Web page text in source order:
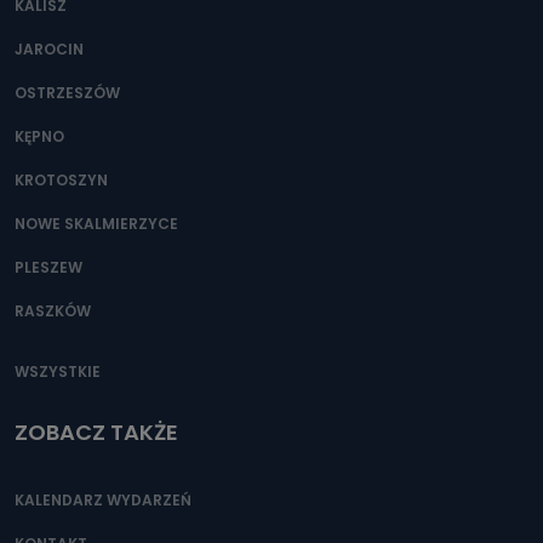
Można to zrobić pod numerem telefonu 62 735-51-05 lub
KALISZ
JAROCIN
OSTRZESZÓW
KĘPNO
KROTOSZYN
NOWE SKALMIERZYCE
PLESZEW
RASZKÓW
WSZYSTKIE
ZOBACZ TAKŻE
KALENDARZ WYDARZEŃ